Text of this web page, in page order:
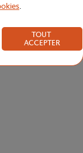
.
TOUT
ACCEPTER